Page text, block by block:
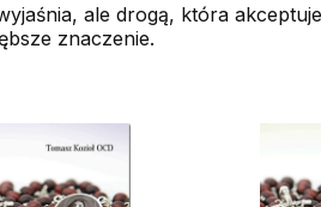
ale drogą, która
znaczenie.